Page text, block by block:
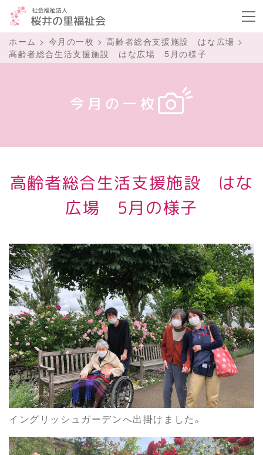
ボ
ホーム > 今月の一枚 > 高齢者総合支援施設 はな広場 >
高齢者総合生活支援施設 はな広場 5月の様子
今月の一枚
高齢者総合生活支援施設 はな
広場 5月の様子
イングリッシュガーデンへ出掛けました。